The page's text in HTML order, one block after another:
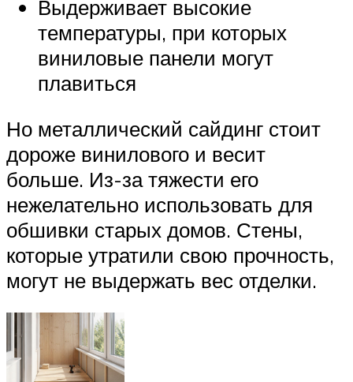
Выдерживает высокие
температуры, при которых
виниловые панели могут
плавиться
Но металлический сайдинг стоит
дороже винилового и весит
больше. Из-за тяжести его
нежелательно использовать для
обшивки старых домов. Стены,
которые утратили свою прочность,
могут не выдержать вес отделки.